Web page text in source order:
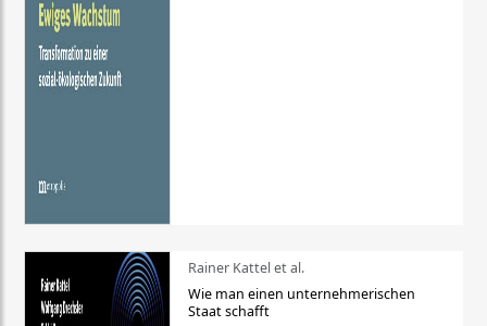
Rainer Kattel et al.
Wie man einen unternehmerischen
Staat schafft